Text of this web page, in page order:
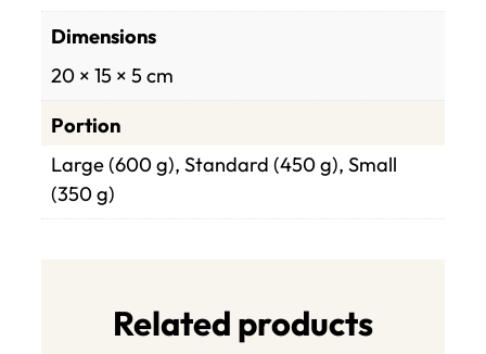
Dimensions
20 × 15 × 5 cm
Portion
Large (600 g), Standard (450 g), Small
(350 g)
Related products